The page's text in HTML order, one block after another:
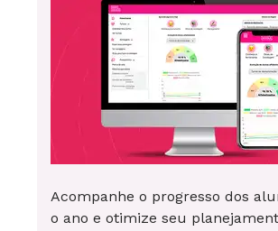
Acompanhe o progresso dos
o ano e otimize seu